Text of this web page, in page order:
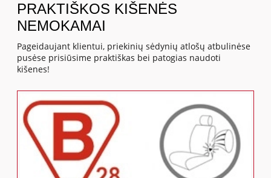
PRAKTIŠKOS KIŠENĖS
NEMOKAMAI
Pageidaujant klientui, priekinių sėdynių atlošų atbulinėse
pusėse prisiūsime praktiškas bei patogias naudoti
kišenes!